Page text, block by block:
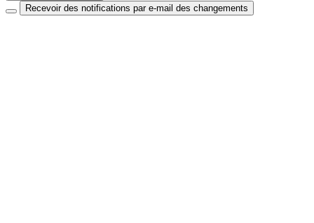
Recevoir des notifications par e-mail des changements